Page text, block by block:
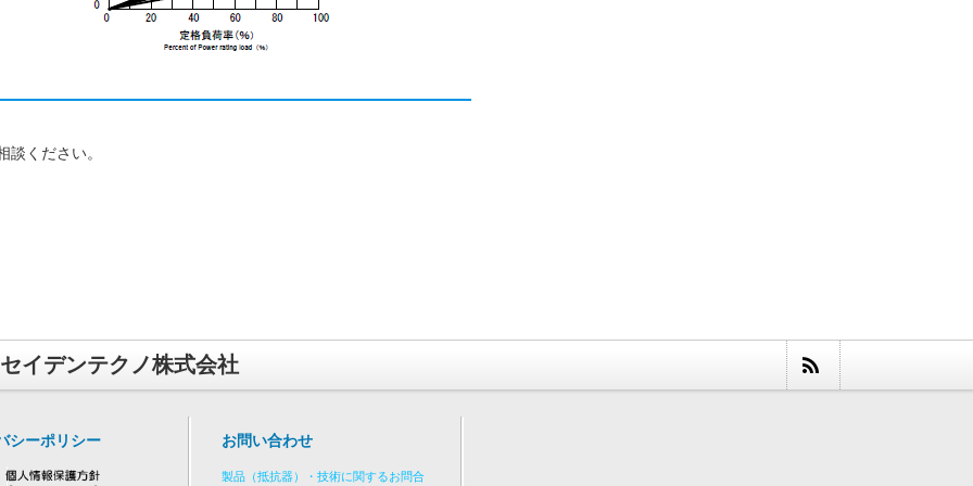
ください。
セイデンテクノ株式会社
シーポリシー お問い合わせ
製品（抵抗器）・技術に関するお問合